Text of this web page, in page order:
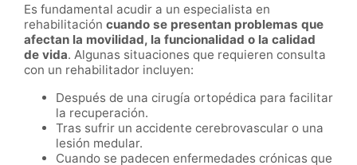
Es fundamental acudir a un especialista en
rehabilitación cuando se presentan problemas que
afectan la movilidad, la funcionalidad o la calidad
de vida. Algunas situaciones que requieren consulta
con un rehabilitador incluyen:
Después de una cirugía ortopédica para facilitar
la recuperación.
Tras sufrir un accidente cerebrovascular o una
lesión medular.
Cuando se padecen enfermedades crónicas que